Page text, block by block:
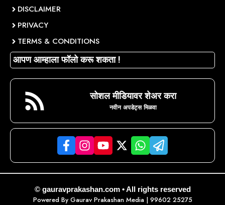
DISCLAIMER
PRIVACY
TERMS & CONDITIONS
आपण आम्हाला फॉलो करू शकता !
सोशल मीडियावर शेअर करा
नवीन अपडेट्स मिळवा
© gauravprakashan.com • All rights reserved
Powered By Gaurav Prakashan Media| 99602 25275